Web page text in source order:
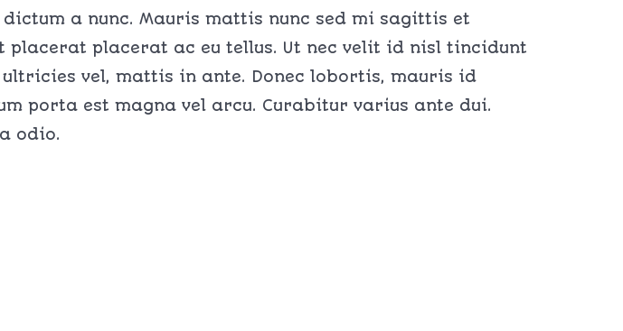
a nunc. Mauris mattis nunc sed mi sagittis et
placerat ac eu tellus. Ut nec velit id nisl tincidunt
vel, mattis in ante. Donec lobortis, mauris id
porta est magna vel arcu. Curabitur varius ante dui.
odio.